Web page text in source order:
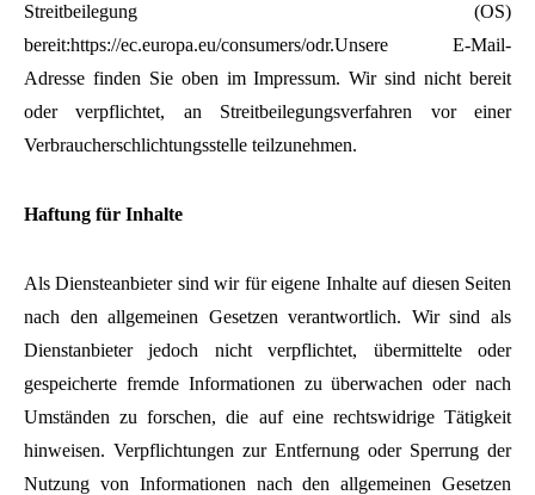
Streitbeilegung (OS)
bereit:https://ec.europa.eu/consumers/odr.Unsere E-Mail-
Adresse finden Sie oben im Impressum. Wir sind nicht bereit
oder verpflichtet, an Streitbeilegungsverfahren vor einer
Verbraucherschlichtungsstelle teilzunehmen.
Haftung für Inhalte
Als Diensteanbieter sind wir für eigene Inhalte auf diesen Seiten
nach den allgemeinen Gesetzen verantwortlich. Wir sind als
Dienstanbieter jedoch nicht verpflichtet, übermittelte oder
gespeicherte fremde Informationen zu überwachen oder nach
Umständen zu forschen, die auf eine rechtswidrige Tätigkeit
hinweisen. Verpflichtungen zur Entfernung oder Sperrung der
Nutzung von Informationen nach den allgemeinen Gesetzen